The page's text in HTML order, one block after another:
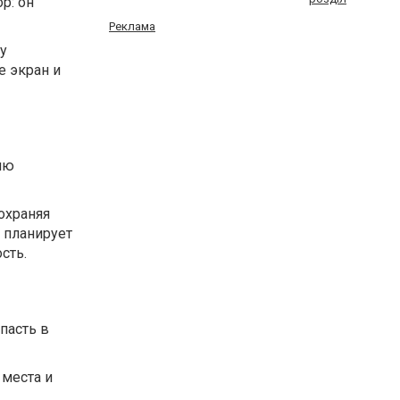
экран и
в
и
Реклама